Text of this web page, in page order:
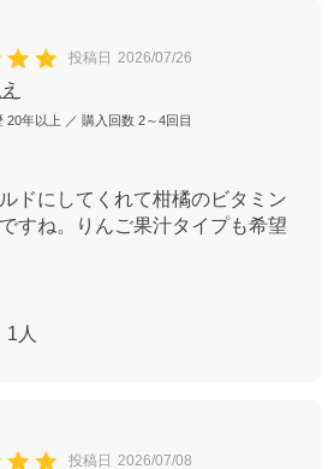
投稿日 2026/07/26
20年以上 ／ 購入回数 2～4回目
ドにしてくれて柑橘のビタミン
すね。りんご果汁タイプも希望
1 人
投稿日 2026/07/08